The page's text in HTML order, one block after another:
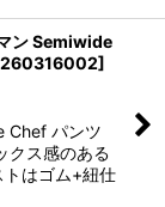
ン Semiwide
]
Chef パンツ
クス感のある
トはゴム+紐仕